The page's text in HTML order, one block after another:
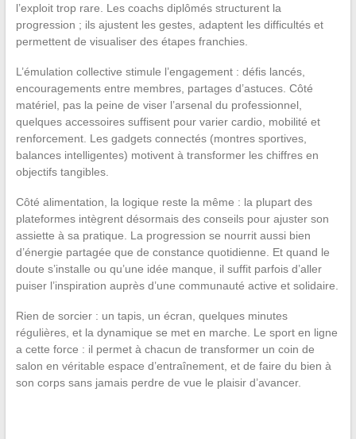
l’exploit trop rare. Les coachs diplômés structurent la
progression ; ils ajustent les gestes, adaptent les difficultés et
permettent de visualiser des étapes franchies.
L’émulation collective stimule l’engagement : défis lancés,
encouragements entre membres, partages d’astuces. Côté
matériel, pas la peine de viser l’arsenal du professionnel,
quelques accessoires suffisent pour varier cardio, mobilité et
renforcement. Les gadgets connectés (montres sportives,
balances intelligentes) motivent à transformer les chiffres en
objectifs tangibles.
Côté alimentation, la logique reste la même : la plupart des
plateformes intègrent désormais des conseils pour ajuster son
assiette à sa pratique. La progression se nourrit aussi bien
d’énergie partagée que de constance quotidienne. Et quand le
doute s’installe ou qu’une idée manque, il suffit parfois d’aller
puiser l’inspiration auprès d’une communauté active et solidaire.
Rien de sorcier : un tapis, un écran, quelques minutes
régulières, et la dynamique se met en marche. Le sport en ligne
a cette force : il permet à chacun de transformer un coin de
salon en véritable espace d’entraînement, et de faire du bien à
son corps sans jamais perdre de vue le plaisir d’avancer.